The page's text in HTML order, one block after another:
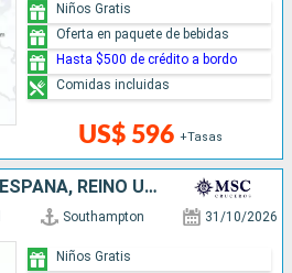
US$ 596 +Tasas
Niños Gratis
Oferta en paquete de bebidas
Hasta $500 de crédito a bordo
Comidas incluidas
FRANCIA, PORTUGAL, ESPAÑA, REINO UNIDO
Southampton 31/10/2026
Niños Gratis